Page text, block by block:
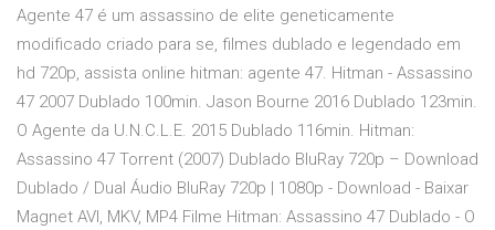
Agente 47 é um assassino de elite geneticamente
modificado criado para se, filmes dublado e legendado em
hd 720p, assista online hitman: agente 47. Hitman - Assassino
47 2007 Dublado 100min. Jason Bourne 2016 Dublado 123min.
O Agente da U.N.C.L.E. 2015 Dublado 116min. Hitman:
Assassino 47 Torrent (2007) Dublado BluRay 720p – Download
Dublado / Dual Áudio BluRay 720p | 1080p - Download - Baixar
Magnet AVI, MKV, MP4 Filme Hitman: Assassino 47 Dublado - O